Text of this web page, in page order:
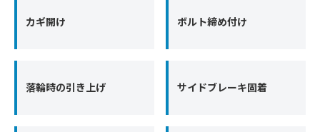
カギ開け ボルト締め付け
落輪時の引き上げ サイドブレーキ固着